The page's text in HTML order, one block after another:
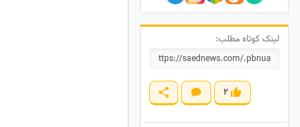
لینک کوتاه مطلب:
2